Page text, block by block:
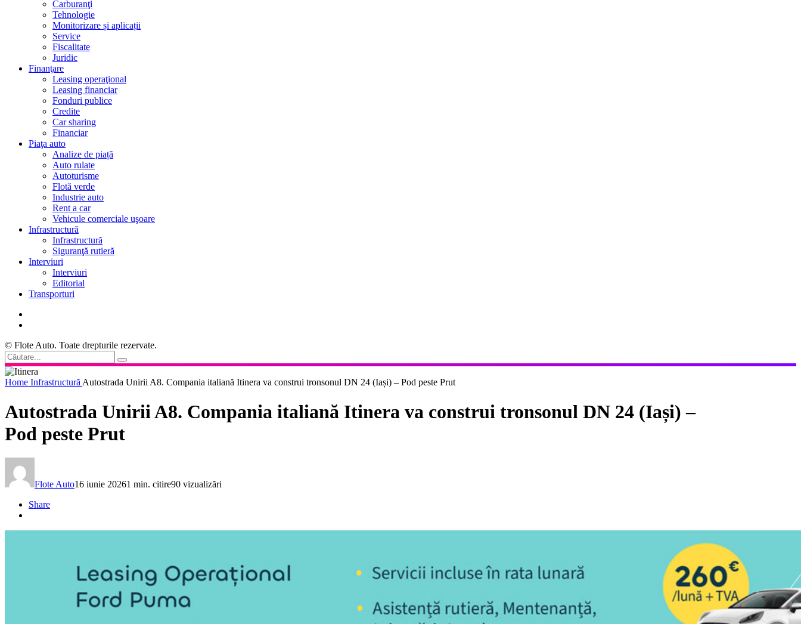
Carburanţi
Tehnologie
Monitorizare și aplicații
Service
Fiscalitate
Juridic
Finanţare
Leasing operaţional
Leasing financiar
Fonduri publice
Credite
Car sharing
Financiar
Piaţa auto
Analize de piață
Auto rulate
Autoturisme
Flotă verde
Industrie auto
Rent a car
Vehicule comerciale uşoare
Infrastructură
Infrastructură
Siguranţă rutieră
Interviuri
Interviuri
Editorial
Transporturi
© Flote Auto. Toate drepturile rezervate.
Home Infrastructură Autostrada Unirii A8. Compania italiană Itinera va construi tronsonul DN 24 (Iași) – Pod peste Prut
Autostrada Unirii A8. Compania italiană Itinera va construi tronsonul DN 24 (Iași) –
Pod peste Prut
Flote Auto16 iunie 20261 min. citire90 vizualizări
Share